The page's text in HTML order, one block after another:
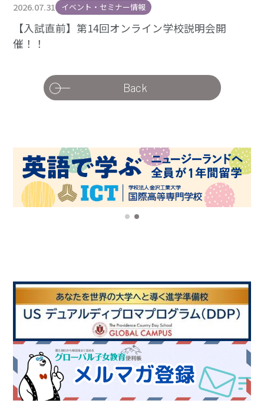
2026.07.31 イベント・セミナー情報
【入試直前】第14回オンライン学校説明会開
催！！
Back